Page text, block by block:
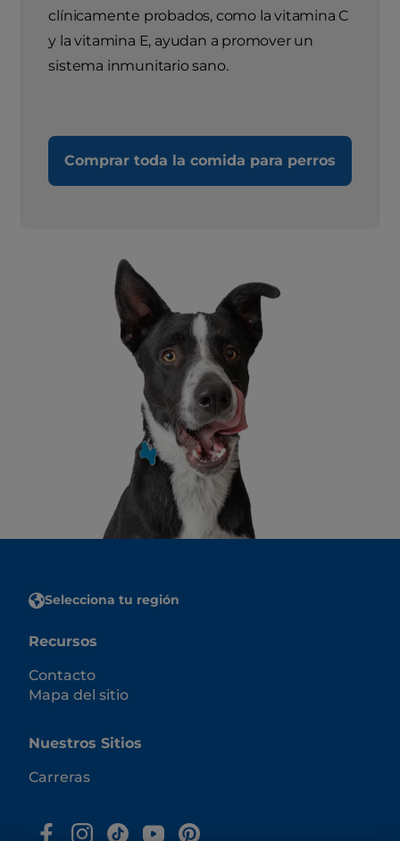
clínicamente probados, como la vitamina C
y la vitamina E, ayudan a promover un
sistema inmunitario sano.
Comprar toda la comida para perros
Selecciona tu región
Recursos
Contacto
Mapa del sitio
Nuestros Sitios
Carreras